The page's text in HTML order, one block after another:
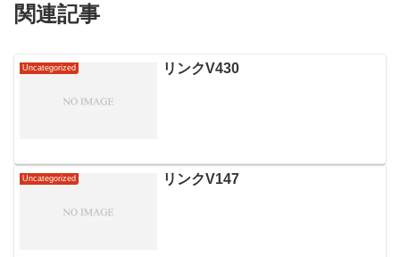
関連記事
Uncategorized リンクV430
Uncategorized リンクV147